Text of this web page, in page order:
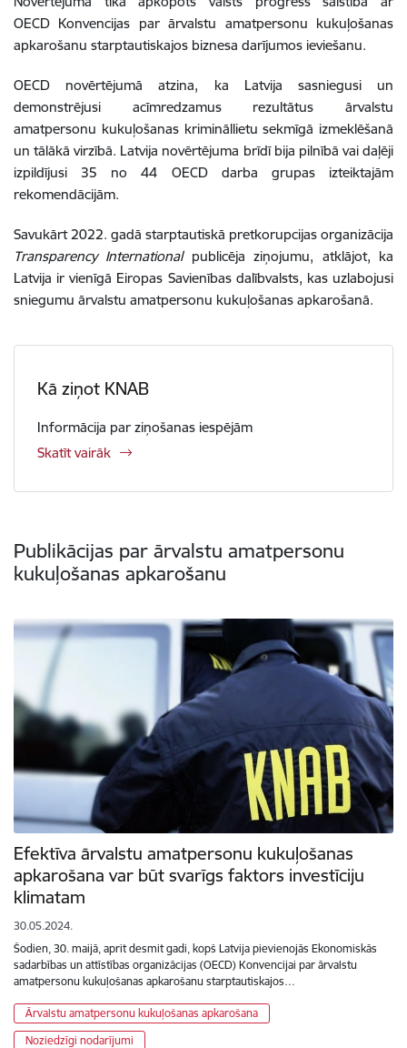
OECD Konvencijas par ārvalstu amatpersonu kukuļošanas
apkarošanu starptautiskajos biznesa darījumos ieviešanu.
OECD novērtējumā atzina, ka Latvija sasniegusi un
demonstrējusi acīmredzamus rezultātus ārvalstu
amatpersonu kukuļošanas krimināllietu sekmīgā izmeklēšanā
un tālākā virzībā. Latvija novērtējuma brīdī bija pilnībā vai daļēji
izpildījusi 35 no 44 OECD darba grupas izteiktajām
rekomendācijām.
Savukārt 2022. gadā starptautiskā pretkorupcijas organizācija
Transparency Internationalpublicēja ziņojumu, atklājot, ka
Latvija ir vienīgā Eiropas Savienības dalībvalsts, kas uzlabojusi
sniegumu ārvalstu amatpersonu kukuļošanas apkarošanā.
Kā ziņot KNAB
Informācija par ziņošanas iespējām
Skatīt vairāk
Publikācijas par ārvalstu amatpersonu
kukuļošanas apkarošanu
Efektīva ārvalstu amatpersonu kukuļošanas
apkarošana var būt svarīgs faktors investīciju
klimatam
30.05.2024.
Šodien, 30. maijā, aprit desmit gadi, kopš Latvija pievienojās Ekonomiskās
sadarbības un attīstības organizācijas (OECD) Konvencijai par ārvalstu
amatpersonu kukuļošanas apkarošanu starptautiskajos…
Ārvalstu amatpersonu kukuļošanas apkarošana
Noziedzīgi nodarījumi